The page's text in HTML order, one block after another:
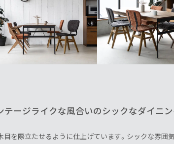
テージライクな風合いのシックなダイニ
を際立たせるように仕上げています。シックな雰